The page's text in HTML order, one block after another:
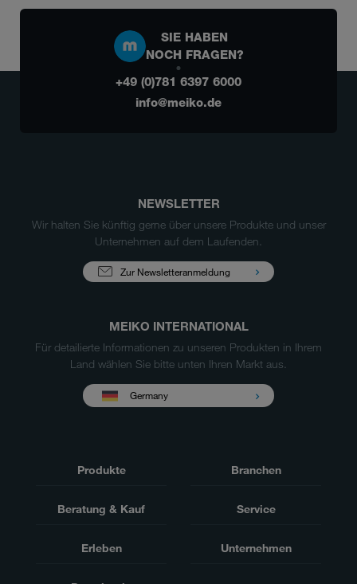
SIE HABEN
NOCH FRAGEN?
+49 (0)781 6397 6000
info@meiko.de
NEWSLETTER
Wir halten Sie künftig gerne über unsere Produkte und unser
Unternehmen auf dem Laufenden.
Zur Newsletteranmeldung
MEIKO INTERNATIONAL
Für detailierte Informationen zu unseren Produkten in Ihrem
Land wählen Sie bitte unten Ihren Markt aus.
Germany
Produkte Branchen
Beratung & Kauf Service
Erleben Unternehmen